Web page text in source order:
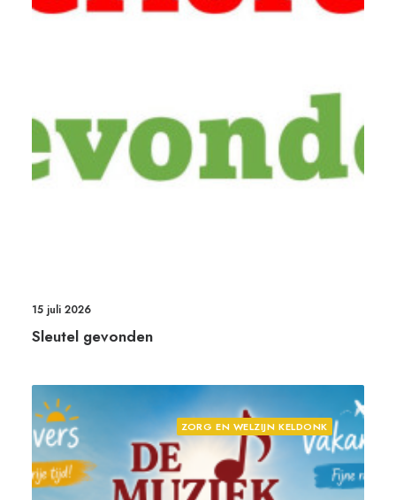
15 juli 2026
Sleutel gevonden
ZORG EN WELZIJN KELDONK